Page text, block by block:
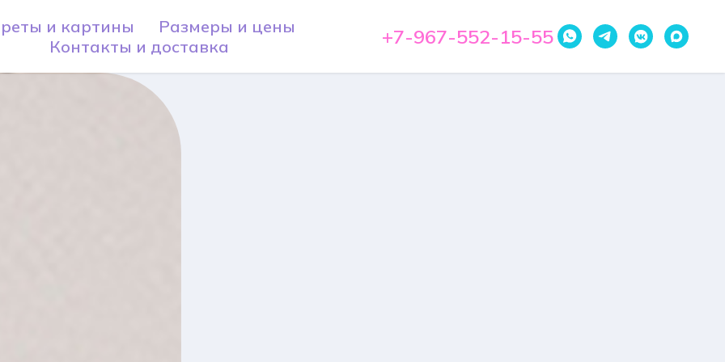
и картины
Размеры и цены
Контакты и доставка
+7-967-552-15-55